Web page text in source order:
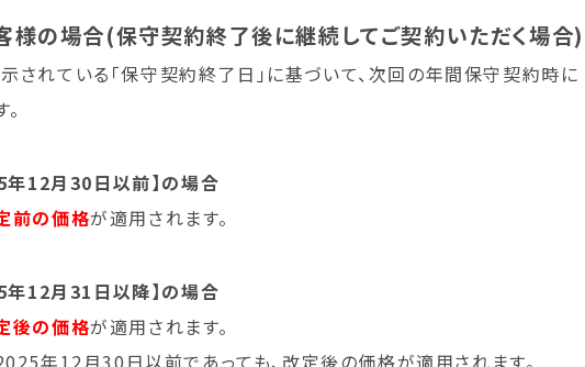
様の場合(保守契約終了後に継続してご契約いただく場合)
されている「保守契約終了日」に基づいて、次回の年間保守契約時に
年12月30日以前】の場合
前の価格が適用されます。
年12月31日以降】の場合
後の価格が適用されます。
年12月30日以前であっても、改定後の価格が適用されます。